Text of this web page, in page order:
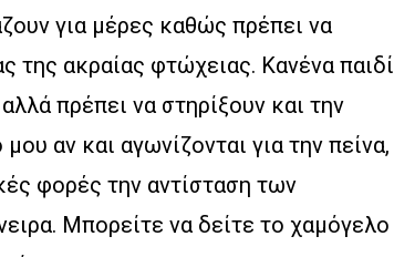
για μέρες καθώς πρέπει να
της ακραίας φτώχειας. Κανένα παιδί
πρέπει να στηρίξουν και την
αν και αγωνίζονται για την πείνα,
φορές την αντίσταση των
Μπορείτε να δείτε το χαμόγελο